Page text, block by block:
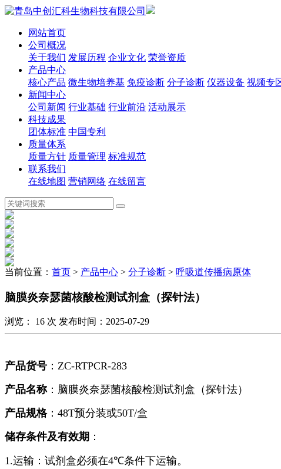
网站首页
公司概况
关于我们 发展历程 企业文化 荣誉资质
产品中心
核心产品 微生物培养基 免疫诊断 分子诊断 仪器设备 视频专
新闻中心
公司新闻 行业基础 行业前沿 活动展示
科技成果
团体标准 中国专利
质量体系
质量方针 质量管理 标准规范
联系我们
在线地图 营销网络 在线留言
当前位置： 首页 > 产品中心 > 分子诊断 > 呼吸道传播病原体
脑膜炎奈瑟菌核酸检测试剂盒（探针法）
浏览： 16 次 发布时间：2025-07-29
产品货号 ： ZC-RTPCR-283
产品名称：脑膜炎奈瑟菌核酸检测试剂盒（探针法）
产品规格： 48T预分装或50T/盒
储存条件及有效期 ：
1.运输：试剂盒必须在4℃条件下运输。